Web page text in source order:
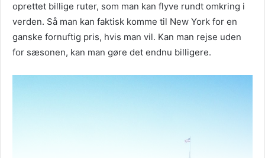
oprettet billige ruter, som man kan flyve rundt omkring i
verden. Så man kan faktisk komme til New York for en
ganske fornuftig pris, hvis man vil. Kan man rejse uden
for sæsonen, kan man gøre det endnu billigere.